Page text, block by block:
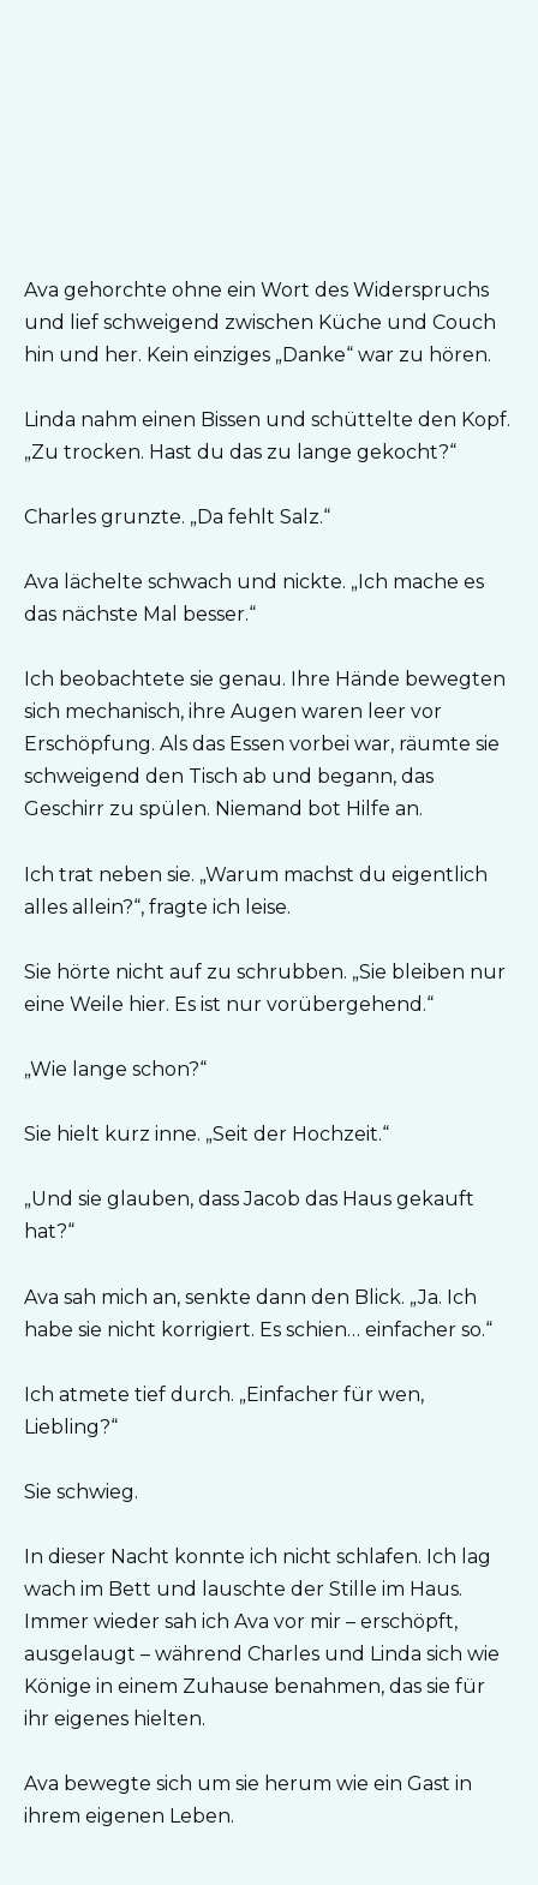
Ava gehorchte ohne ein Wort des Widerspruchs
und lief schweigend zwischen Küche und Couch
hin und her. Kein einziges „Danke“ war zu hören.
Linda nahm einen Bissen und schüttelte den Kopf.
„Zu trocken. Hast du das zu lange gekocht?“
Charles grunzte. „Da fehlt Salz.“
Ava lächelte schwach und nickte. „Ich mache es
das nächste Mal besser.“
Ich beobachtete sie genau. Ihre Hände bewegten
sich mechanisch, ihre Augen waren leer vor
Erschöpfung. Als das Essen vorbei war, räumte sie
schweigend den Tisch ab und begann, das
Geschirr zu spülen. Niemand bot Hilfe an.
Ich trat neben sie. „Warum machst du eigentlich
alles allein?“, fragte ich leise.
Sie hörte nicht auf zu schrubben. „Sie bleiben nur
eine Weile hier. Es ist nur vorübergehend.“
„Wie lange schon?“
Sie hielt kurz inne. „Seit der Hochzeit.“
„Und sie glauben, dass Jacob das Haus gekauft
hat?“
Ava sah mich an, senkte dann den Blick. „Ja. Ich
habe sie nicht korrigiert. Es schien… einfacher so.“
Ich atmete tief durch. „Einfacher für wen,
Liebling?“
Sie schwieg.
In dieser Nacht konnte ich nicht schlafen. Ich lag
wach im Bett und lauschte der Stille im Haus.
Immer wieder sah ich Ava vor mir – erschöpft,
ausgelaugt – während Charles und Linda sich wie
Könige in einem Zuhause benahmen, das sie für
ihr eigenes hielten.
Ava bewegte sich um sie herum wie ein Gast in
ihrem eigenen Leben.